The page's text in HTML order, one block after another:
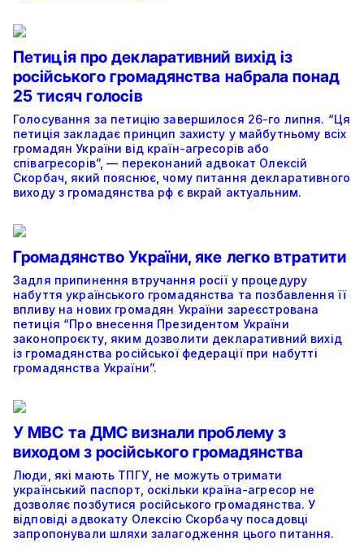
Петиція про декларативний вихід із
російського громадянства набрала понад
25 тисяч голосів
Голосування за петицію завершилося 26-го липня. “Ця
петиція закладає принцип захисту у майбутньому всіх
громадян України від країн-агресорів або
співагресорів”, — переконаний адвокат Олексій
Скорбач, який пояснює, чому питання декларативного
виходу з громадянства рф є вкрай актуальним.
Громадянство України, яке легко втратити
Задля припинення втручання росії у процедуру
набуття українського громадянства та позбавлення її
впливу на нових громадян України зареєстрована
петиція “Про внесення Президентом України
законопроєкту, яким дозволити декларативний вихід
із громадянства російської федерації при набутті
громадянства України”.
У МВС та ДМС визнали проблему з
виходом з російського громадянства
Люди, які мають ТПГУ, не можуть отримати
український паспорт, оскільки країна-агресор не
дозволяє позбутися російського громадянства. У
відповіді адвокату Олексію Скорбачу посадовці
запропонували шляхи залагодження цього питання.